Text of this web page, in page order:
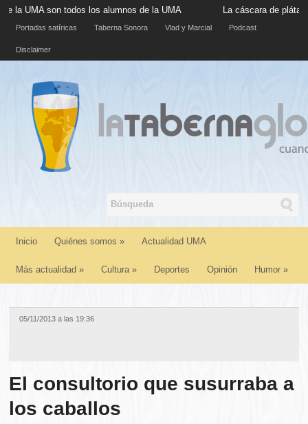
son todos los alumnos de la UMA La cáscara de plátano
Portadas satíricas Taberna Sonora Vlad y Marcial Podcast
Disclaimer
Inicio Quiénes somos » Actualidad UMA
Más actualidad » Cultura» Deportes Opinión Humor »
05/11/2013 a las 19:36
El consultorio que susurraba a
los caballos